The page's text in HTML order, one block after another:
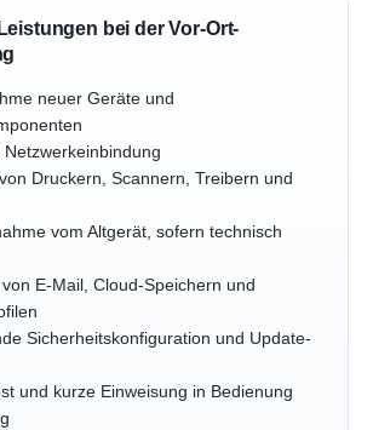
bei der Vor-Ort-
neuer Geräte und
Netzwerkeinbindung
Druckern, Scannern, Treibern und
vom Altgerät, sofern technisch
E-Mail, Cloud-Speichern und
Sicherheitskonfiguration und Update-
und kurze Einweisung in Bedienung